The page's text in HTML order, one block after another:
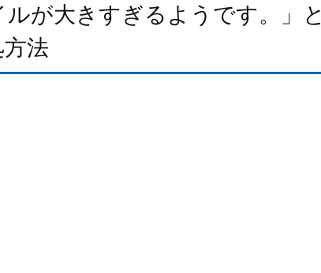
が大きすぎるようです。」と
法